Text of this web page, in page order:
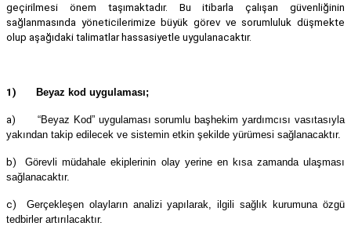
geçirilmesi önem taşımaktadır. Bu itibarla çalışan güvenliğinin
sağlanmasında yöneticilerimize büyük görev ve sorumluluk düşmekte
olup aşağıdaki talimatlar hassasiyetle uygulanacaktır.
1) Beyaz kod uygulaması;
a)
“Beyaz Kod” uygulaması sorumlu başhekim yardımcısı vasıtasıyla
yakından takip edilecek ve sistemin etkin şekilde yürümesi sağlanacaktır.
b)
Görevli müdahale ekiplerinin olay yerine en kısa zamanda ulaşması
sağlanacaktır.
c)
Gerçekleşen olayların analizi yapılarak, ilgili sağlık kurumuna özgü
tedbirler artırılacaktır.